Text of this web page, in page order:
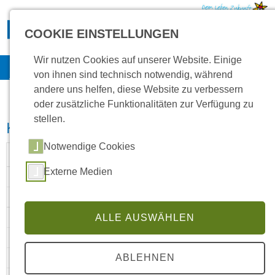
Direkt zur Hauptnavigation springen
Direkt zum Inhalt springen
Aktuelles Kontakt Multimedia
Intranet
Kalender
August 2026
COOKIE EINSTELLUNGEN
Wir nutzen Cookies auf unserer Website. Einige
von ihnen sind technisch notwendig, während
andere uns helfen, diese Website zu verbessern
oder zusätzliche Funktionalitäten zur Verfügung zu
stellen.
Notwendige Cookies
Externe Medien
ALLE AUSWÄHLEN
ABLEHNEN